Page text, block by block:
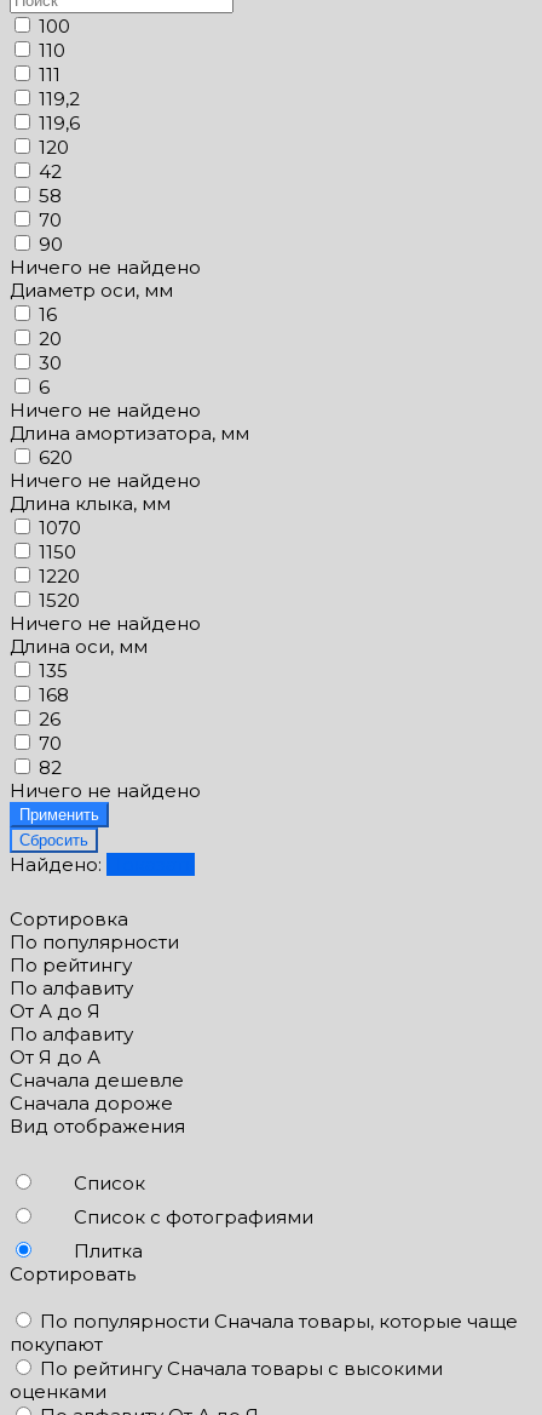
100
110
111
119,2
119,6
120
42
58
70
90
Ничего не найдено
Диаметр оси, мм
16
20
30
6
Ничего не найдено
Длина амортизатора, мм
620
Ничего не найдено
Длина клыка, мм
1070
1150
1220
1520
Ничего не найдено
Длина оси, мм
135
168
26
70
82
Ничего не найдено
Найдено:
Сортировка
По популярности
По рейтингу
По алфавиту
От А до Я
По алфавиту
От Я до А
Сначала дешевле
Сначала дороже
Вид отображения
Список
Список с фотографиями
Плитка
Сортировать
По популярности Сначала товары, которые чаще
покупают
По рейтингу Сначала товары с высокими
оценками